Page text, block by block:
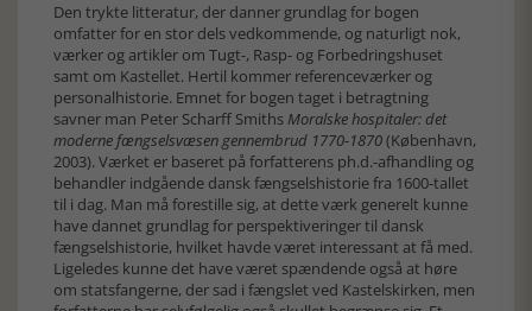
Den trykte litteratur, der danner grundlag for bogen
omfatter for en stor dels vedkommende, og naturligt nok,
værker og artikler om Tugt-, Rasp- og Forbedringshuset
samt om Kastellet. Hertil kommer referenceværker og
personalhistorie. Emnet for bogen taget i betragtning
savner man Peter Scharff SmithsMoralske hospitaler: det
moderne fængselsvæsen gennembrud 1770-1870(København,
2003). Værket er baseret på forfatterens ph.d.-afhandling og
behandler indgående dansk fængselshistorie fra 1600-tallet
til i dag. Man må forestille sig, at dette værk generelt kunne
have dannet grundlag for perspektiveringer til dansk
fængselshistorie, hvilket havde været interessant at få med.
Ligeledes kunne det have været spændende også at høre
om statsfangerne, der sad i fængslet ved Kastelskirken, men